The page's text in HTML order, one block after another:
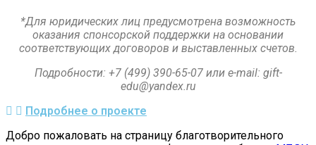
*Для юридических лиц предусмотрена возможность
оказания спонсорской поддержки на основании
соответствующих договоров и выставленных счетов.
Подробности: +7 (499) 390-65-07 или e-mail: gift-
edu@yandex.ru
Подробнее о проекте
Добро пожаловать на страницу благотворительного